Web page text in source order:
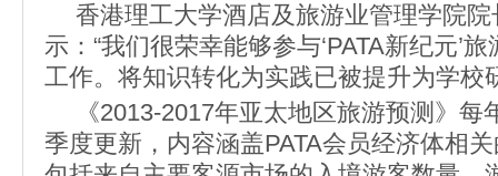
香港理工大学酒店及旅游业管理学院院
示：“我们很荣幸能够参与‘PATA新纪元’
工作。将知识转化为实践已被提升为学校
《2013-2017年亚太地区旅游预测》每
季度更新，内容涵盖PATA会员经济体相